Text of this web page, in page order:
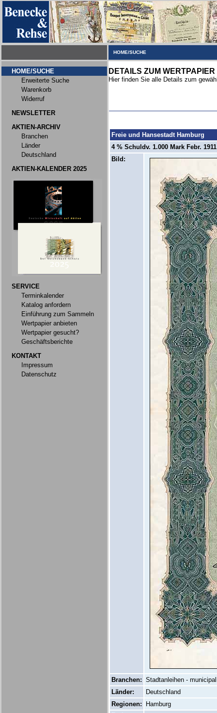
HOME/SUCHE
HOME/SUCHE
Erweiterte Suche
Warenkorb
Widerruf
NEWSLETTER
AKTIEN-ARCHIV
Branchen
Länder
Deutschland
AKTIEN-KALENDER 2025
SERVICE
Terminkalender
Katalog anfordern
Einführung zum Sammeln
Wertpapier anbieten
Wertpapier gesucht?
Geschäftsberichte
KONTAKT
Impressum
Datenschutz
DETAILS ZUM WERTPAPIER
Hier finden Sie alle Details zum
Freie und Hansestadt Hamburg
4 % Schuldv. 1.000 Mark Febr.
Bild:
Branchen: Stadtanleihen -
Länder:
Deutschland
Regionen:
Hamburg